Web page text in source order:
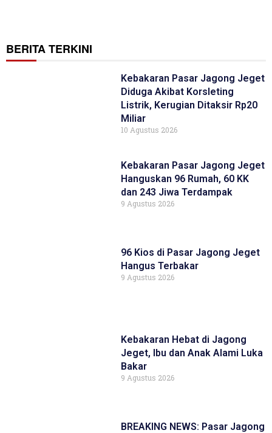
BERITA TERKINI
Kebakaran Pasar Jagong Jeget
Diduga Akibat Korsleting
Listrik, Kerugian Ditaksir Rp20
Miliar
10 Agustus 2026
Kebakaran Pasar Jagong Jeget
Hanguskan 96 Rumah, 60 KK
dan 243 Jiwa Terdampak
9 Agustus 2026
96 Kios di Pasar Jagong Jeget
Hangus Terbakar
9 Agustus 2026
Kebakaran Hebat di Jagong
Jeget, Ibu dan Anak Alami Luka
Bakar
9 Agustus 2026
BREAKING NEWS: Pasar Jagong